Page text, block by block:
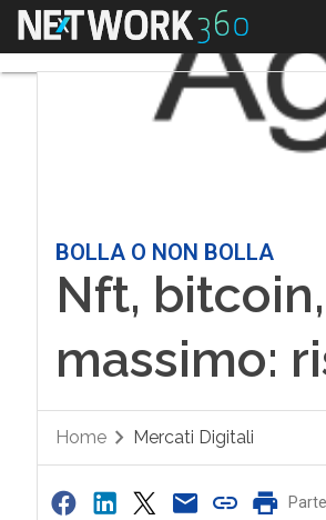
Menu
BOLLA O NON BOLLA
Nft,
massimo:
Home Mercati Digitali